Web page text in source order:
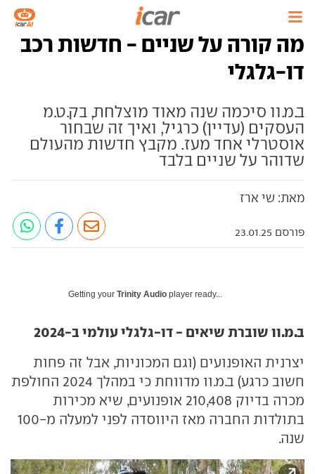
מה קורה על שניים - חדשות רכב
דו-גלגלי
ב.מ.וו סיכמה שנה מאוד מוצלחת, בק.ט.מ
העסקים (עדיין) כרגיל, ואיך זה שבחור
אוסטרלי אחד מעז. מקבץ חדשות מהעולם
שדוהר על שניים בלבד
מאת: שי ארז
פורסם 23.01.25
Getting your Trinity Audio player ready...
ב.מ.וו שוברת שיאים - דו-גלגלי עולמי ב-2024
יצרנית האופנועים (וגם המכוניות, אבל זה פחות
חשוב כרגע) ב.מ.וו מדווחת כי במהלך 2024 החולפת
מכרה בדיוק 210,408 אופנועים, שיא מכירות
בתולדות החברה מאז היווסדה לפני למעלה מ-100
שנה.